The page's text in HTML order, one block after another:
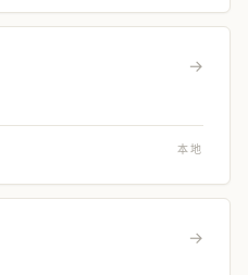
→
本地
→